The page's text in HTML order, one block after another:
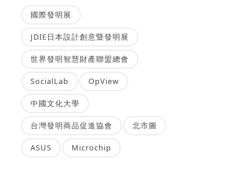
國際發明展
JDIE日本設計創意暨發明展
世界發明智慧財產聯盟總會
SocialLab OpView
中國文化大學
台灣發明商品促進協會 北市圖
ASUS Microchip